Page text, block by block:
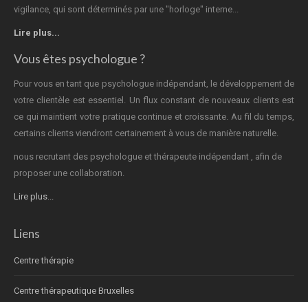
vigilance, qui sont déterminés par une "horloge" interne...
Lire plus...
Vous êtes psychologue ?
Pour vous en tant que psychologue indépendant, le développement de
votre clientèle est essentiel. Un flux constant de nouveaux clients est
ce qui maintient votre pratique continue et croissante. Au fil du temps,
certains clients viendront certainement à vous de manière naturelle.
nous recrutant des psychologue et thérapeute indépendant , afin de
proposer une collaboration.
Lire plus...
Liens
Centre thérapie
Centre thérapeutique Bruxelles